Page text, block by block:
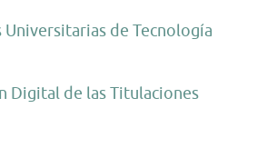
de Tecnología
Digital de las Titulaciones